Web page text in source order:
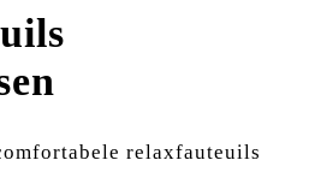
relaxfauteuils